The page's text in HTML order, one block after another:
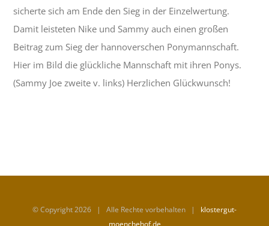
sicherte sich am Ende den Sieg in der Einzelwertung.
Damit leisteten Nike und Sammy auch einen großen
Beitrag zum Sieg der hannoverschen Ponymannschaft.
Hier im Bild die glückliche Mannschaft mit ihren Ponys.
(Sammy Joe zweite v. links) Herzlichen Glückwunsch!
© Copyright2026 | Alle Rechte vorbehalten | klostergut-